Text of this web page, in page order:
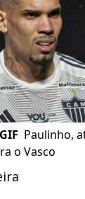
Paulinho,
o Vasco